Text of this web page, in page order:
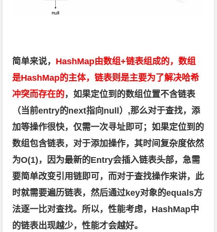
简单来说， HashMap由数组+链表组成的，数组
是HashMap的主体，链表则是主要为了解决哈希
冲突而存在的，如果定位到的数组位置不含链表
（当前entry的next指向null）,那么对于查找，添
加等操作很快，仅需一次寻址即可；如果定位到的
数组包含链表，对于添加操作，其时间复杂度依然
为O(1)，因为最新的Entry会插入链表头部，急需
要简单改变引用链即可，而对于查找操作来讲，此
时就需要遍历链表，然后通过key对象的equals方
法逐一比对查找。所以，性能考虑，HashMap中
的链表出现越少，性能才会越好。